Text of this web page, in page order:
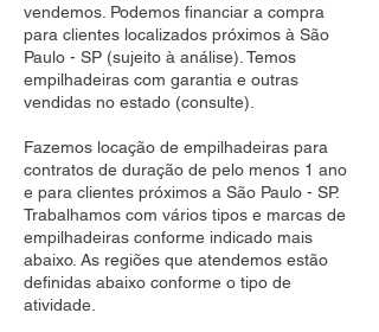
vendemos. Podemos financiar a compra
para clientes localizados próximos à São
Paulo - SP (sujeito à análise). Temos
empilhadeiras com garantia e outras
vendidas no estado (consulte).
Fazemos locação de empilhadeiras para
contratos de duração de pelo menos 1 ano
e para clientes próximos a São Paulo - SP.
Trabalhamos com vários tipos e marcas de
empilhadeiras conforme indicado mais
abaixo. As regiões que atendemos estão
definidas abaixo conforme o tipo de
atividade.